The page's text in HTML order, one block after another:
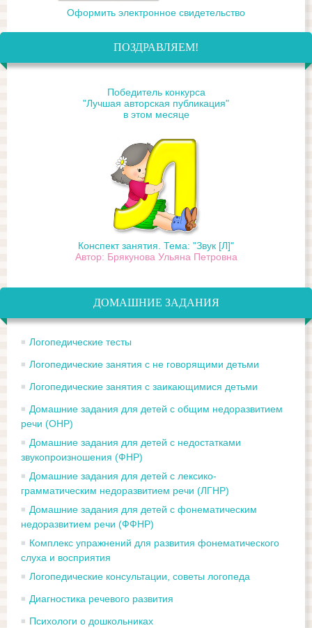
Оформить электронное свидетельство
ПОЗДРАВЛЯЕМ!
Победитель конкурса
"Лучшая авторская публикация"
в этом месяце
Конспект занятия. Тема: "Звук [Л]"
Автор: Брякунова Ульяна Петровна
ДОМАШНИЕ ЗАДАНИЯ
Логопедические тесты
Логопедические занятия с не говорящими детьми
Логопедические занятия с заикающимися детьми
Домашние задания для детей с общим недоразвитием
речи (ОНР)
Домашние задания для детей с недостатками
звукопроизношения (ФНР)
Домашние задания для детей с лексико-
грамматическим недоразвитием речи (ЛГНР)
Домашние задания для детей с фонематическим
недоразвитием речи (ФФНР)
Комплекс упражнений для развития фонематического
слуха и восприятия
Логопедические консультации, советы логопеда
Диагностика речевого развития
Психологи о дошкольниках